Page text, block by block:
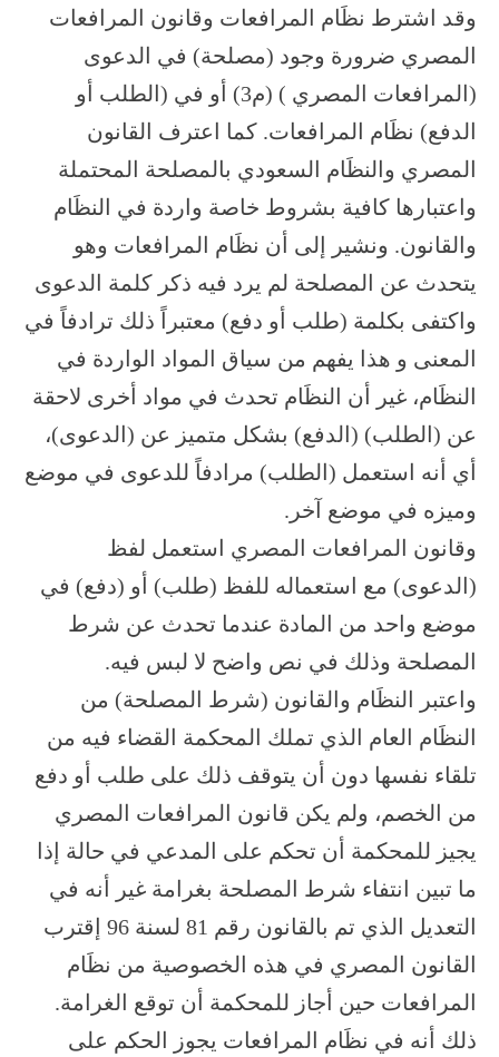
وقد اشترط نظَام المرافعات وقانون المرافعات
المصري ضرورة وجود (مصلحة) في الدعوى
(المرافعات المصري ) (م3) أو في (الطلب أو
الدفع) نظَام المرافعات. كما اعترف القانون
المصري والنظَام السعودي بالمصلحة المحتملة
واعتبارها كافية بشروط خاصة واردة في النظَام
والقانون. ونشير إلى أن نظَام المرافعات وهو
يتحدث عن المصلحة لم يرد فيه ذكر كلمة الدعوى
واكتفى بكلمة (طلب أو دفع) معتبراً ذلك ترادفاً في
المعنى و هذا يفهم من سياق المواد الواردة في
النظَام، غير أن النظَام تحدث في مواد أخرى لاحقة
عن (الطلب) (الدفع) بشكل متميز عن (الدعوى)،
أي أنه استعمل (الطلب) مرادفاً للدعوى في موضع
وميزه في موضع آخر.
وقانون المرافعات المصري استعمل لفظ
(الدعوى) مع استعماله للفظ (طلب) أو (دفع) في
موضع واحد من المادة عندما تحدث عن شرط
المصلحة وذلك في نص واضح لا لبس فيه.
واعتبر النظَام والقانون (شرط المصلحة) من
النظَام العام الذي تملك المحكمة القضاء فيه من
تلقاء نفسها دون أن يتوقف ذلك على طلب أو دفع
من الخصم، ولم يكن قانون المرافعات المصري
يجيز للمحكمة أن تحكم على المدعي في حالة إذا
ما تبين انتفاء شرط المصلحة بغرامة غير أنه في
التعديل الذي تم بالقانون رقم 81 لسنة 96 إقترب
القانون المصري في هذه الخصوصية من نظَام
المرافعات حين أجاز للمحكمة أن توقع الغرامة.
ذلك أنه في نظَام المرافعات يجوز الحكم على